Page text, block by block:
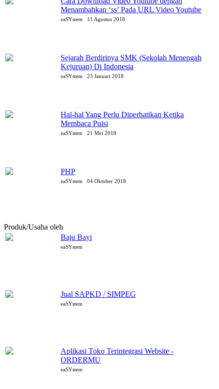
Menambahkan ‘ss’ Pada URL Video Youtube
eaSYstem 11 Agustus 2018
Sejarah Berdirinya SMK (Sekolah Menengah
Kejuruan) Di Indonesia
eaSYstem 23 Januari 2018
Hal-hal Yang Perlu Diperhatikan Ketika
Membaca Puisi
eaSYstem 21 Mei 2018
PHP
eaSYstem 04 Oktober 2018
Produk/Usaha oleh
Baju Bayi
eaSYstem
Jual SAPKD / SIMPEG
eaSYstem
Aplikasi Toko Terintegrasi Website -
ORDERMU
eaSYstem